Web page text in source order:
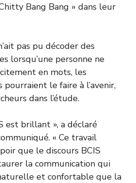
Bang Bang » dans leur
pas pu décoder des
lorsqu’une personne ne
en mots, les
pourraient le faire à l’avenir,
dans l’étude.
est brillant », a déclaré
« Ce travail
que le discours BCIS
la communication qui
et confortable que la